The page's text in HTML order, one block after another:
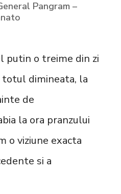
Pangram –
putin o treime din zi
dimineata, la
de
la ora pranzului
o viziune exacta
si a